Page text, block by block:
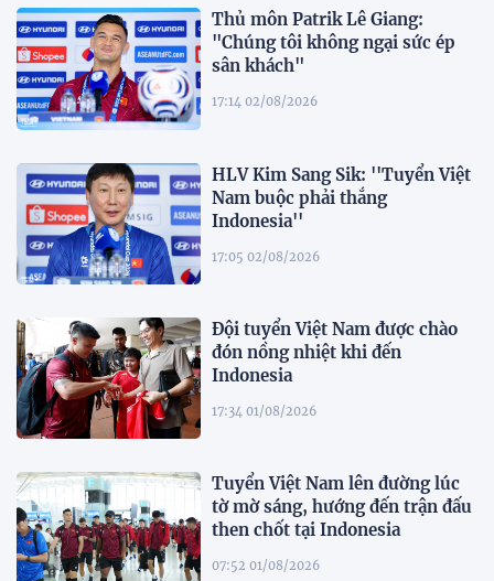
Thủ môn Patrik Lê Giang:
"Chúng tôi không ngại sức ép
sân khách"
17:14 02/08/2026
HLV Kim Sang Sik: ''Tuyển Việt
Nam buộc phải thắng
Indonesia''
17:05 02/08/2026
Đội tuyển Việt Nam được chào
đón nồng nhiệt khi đến
Indonesia
17:34 01/08/2026
Tuyển Việt Nam lên đường lúc
tờ mờ sáng, hướng đến trận đấu
then chốt tại Indonesia
07:52 01/08/2026